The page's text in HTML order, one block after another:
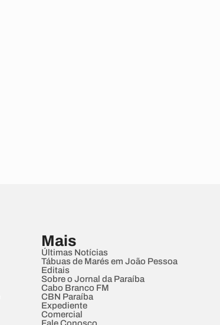
Mais
Últimas Notícias
Tábuas de Marés em João Pessoa
Editais
Sobre o Jornal da Paraíba
Cabo Branco FM
CBN Paraíba
Expediente
Comercial